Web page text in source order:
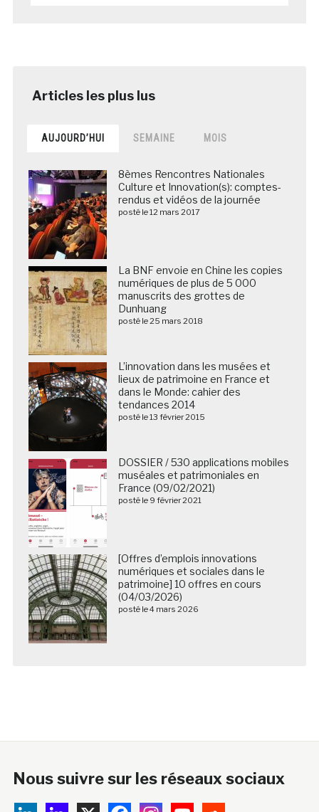
AUJOURD’HUI SEMAINE MOIS
8èmes Rencontres Nationales
Culture et Innovation(s): comptes-
rendus et vidéos de la journée
posté le 12 mars 2017
La BNF envoie en Chine les copies
numériques de plus de 5 000
manuscrits des grottes de
Dunhuang
posté le 25 mars 2018
L’innovation dans les musées et
lieux de patrimoine en France et
dans le Monde: cahier des
tendances 2014
posté le 13 février 2015
DOSSIER / 530 applications mobiles
muséales et patrimoniales en
France (09/02/2021)
posté le 9 février 2021
[Offres d’emplois innovations
numériques et sociales dans le
patrimoine] 10 offres en cours
(04/03/2026)
posté le 4 mars 2026
Nous suivre sur les réseaux sociaux